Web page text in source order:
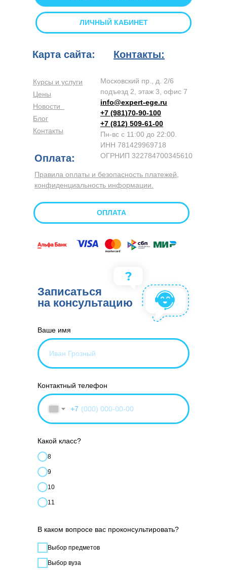
Курсы и услуги
Цены
Новости
Блог
Контакты
Московский пр., д. 2/6
подъезд 2, этаж 3, офис 7
info@expert-ege.ru
+7 (981)70-90-100
+7 (812) 509-61-00
Пн-вс с 11:00 до 22:00.
ИНН 781429969718
ОГРНИП 322784700345610
Правила оплаты и безопасность платежей,
конфиденциальность информации.
Карта сайта: Контакты:
Оплата:
ОПЛАТА
ЛИЧНЫЙ КАБИНЕТ
Ваше имя
Контактный телефон
+7
Какой класс?
8
9
10
11
В каком вопросе вас проконсультировать?
Выбор предметов
Выбор вуза
Записаться
на консультацию